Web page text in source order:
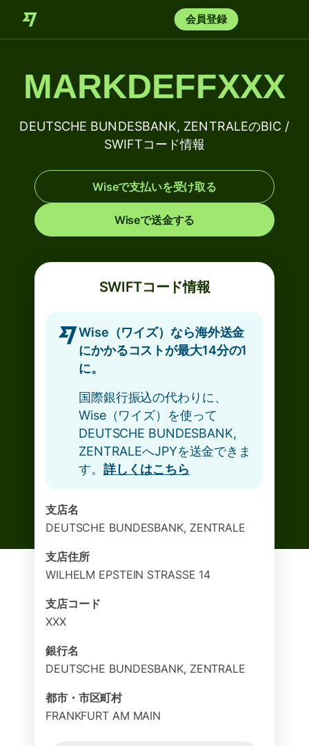
会員登録
MARKDEFFXXX
DEUTSCHE BUNDESBANK, ZENTRALEのBIC /
SWIFTコード情報
Wiseで支払いを受け取る
Wiseで送金する
SWIFTコード情報
Wise（ワイズ）なら海外送金
にかかるコストが最大14分の1
に。
国際銀行振込の代わりに、
Wise（ワイズ）を使って
DEUTSCHE BUNDESBANK,
ZENTRALEへJPYを送金できま
す。 詳しくはこちら
支店名
DEUTSCHE BUNDESBANK, ZENTRALE
支店住所
WILHELM EPSTEIN STRASSE 14
支店コード
XXX
銀行名
DEUTSCHE BUNDESBANK, ZENTRALE
都市・市区町村
FRANKFURT AM MAIN